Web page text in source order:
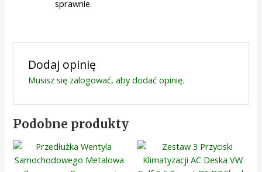
sprawnie.
Dodaj opinię
Musisz się zalogować, aby dodać opinię.
Podobne produkty